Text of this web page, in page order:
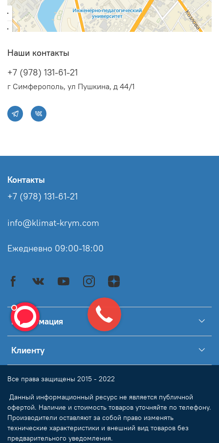
Наши контакты
+7 (978) 131-61-21
г Симферополь, ул Пушкина, д 44/1
Информация
Клиенту
Контакты
+7 (978) 131-61-21
info@klimat-krym.com
Ежедневно 09:00-18:00
Все права защищены 2015 - 2022
Данный информационный ресурс не является публичной
офертой. Наличие и стоимость товаров уточняйте по телефону.
Производители оставляют за собой право изменять
технические характеристики и внешний вид товаров без
предварительного уведомления.